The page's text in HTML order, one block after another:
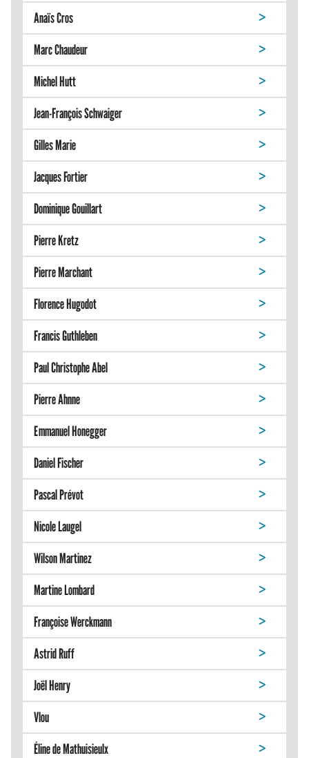
Anaïs Cros
Marc Chaudeur
Michel Hutt
Jean-François Schwaiger
Gilles Marie
Jacques Fortier
Dominique Gouillart
Pierre Kretz
Pierre Marchant
Florence Hugodot
Francis Guthleben
Paul Christophe Abel
Pierre Ahnne
Emmanuel Honegger
Daniel Fischer
Pascal Prévot
Nicole Laugel
Wilson Martinez
Martine Lombard
Françoise Werckmann
Astrid Ruff
Joël Henry
Vlou
Éline de Mathuisieulx